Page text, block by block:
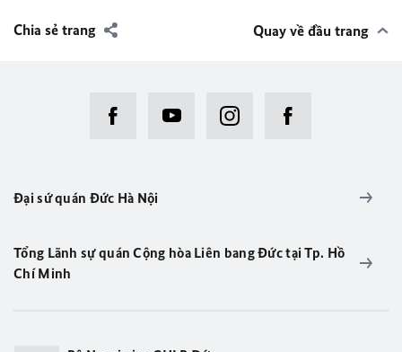
Chia sẻ trang Quay về đầu trang
Đại sứ quán Đức Hà Nội
Tổng Lãnh sự quán Cộng hòa Liên bang Ðức tại Tp. Hồ
Chí Minh